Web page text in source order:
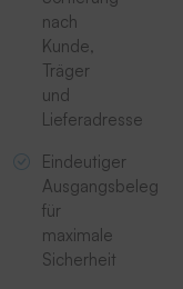
nach
Kunde,
Träger
und
Lieferadresse
Eindeutiger
Ausgangsbeleg
für
maximale
Sicherheit